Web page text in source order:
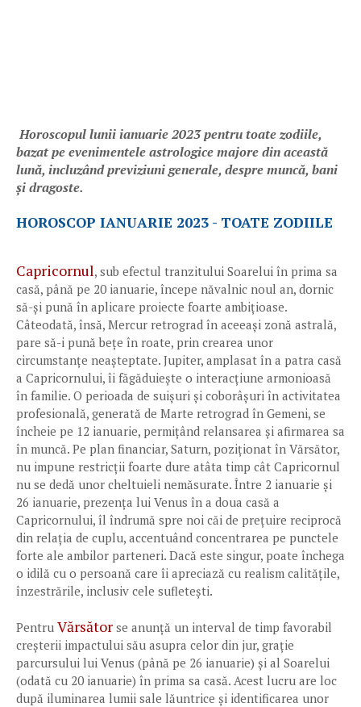
Horoscopul lunii ianuarie 2023 pentru toate zodiile,
bazat pe evenimentele astrologice majore din această
lună, incluzând previziuni generale, despre muncă, bani
și dragoste.
HOROSCOP IANUARIE 2023 - TOATE ZODIILE
Capricornul, sub efectul tranzitului Soarelui în prima sa
casă, până pe 20 ianuarie, începe năvalnic noul an, dornic
să-și pună în aplicare proiecte foarte ambițioase.
Câteodată, însă, Mercur retrograd în aceeași zonă astrală,
pare să-i pună bețe în roate, prin crearea unor
circumstanțe neașteptate. Jupiter, amplasat în a patra casă
a Capricornului, îi făgăduiește o interacțiune armonioasă
în familie. O perioada de suișuri și coborâșuri în activitatea
profesională, generată de Marte retrograd în Gemeni, se
încheie pe 12 ianuarie, permițând relansarea și afirmarea sa
în muncă. Pe plan financiar, Saturn, poziționat în Vărsător,
nu impune restricții foarte dure atâta timp cât Capricornul
nu se dedă unor cheltuieli nemăsurate. Între 2 ianuarie și
26 ianuarie, prezența lui Venus în a doua casă a
Capricornului, îl îndrumă spre noi căi de prețuire reciprocă
din relația de cuplu, accentuând concentrarea pe punctele
forte ale ambilor parteneri. Dacă este singur, poate închega
o idilă cu o persoană care îi apreciază cu realism calitățile,
înzestrările, inclusiv cele sufletești.
Pentru Vărsător se anunță un interval de timp favorabil
creșterii impactului său asupra celor din jur, grație
parcursului lui Venus (până pe 26 ianuarie) și al Soarelui
(odată cu 20 ianuarie) în prima sa casă. Acest lucru are loc
după iluminarea lumii sale lăuntrice și identificarea unor